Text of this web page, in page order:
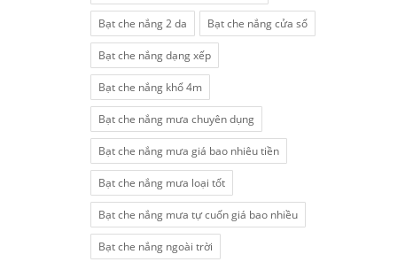
Bạt che nắng 2 da Bạt che nắng cửa sổ
Bạt che nắng dạng xếp
Bạt che nắng khổ 4m
Bạt che nắng mưa chuyên dụng
Bạt che nắng mưa giá bao nhiêu tiền
Bạt che nắng mưa loại tốt
Bạt che nắng mưa tự cuốn giá bao nhiều
Bạt che nắng ngoài trời